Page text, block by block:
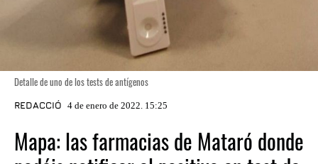
Detalle de uno de los tests de antígenos
REDACCIÓ 4 de enero de 2022. 15:25
Mapa: las farmacias de Mataró donde